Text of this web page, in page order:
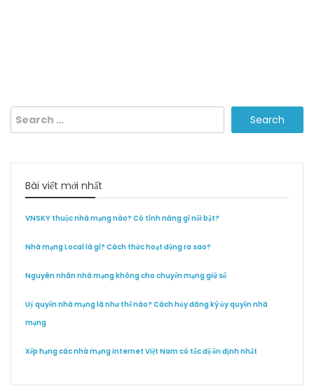
Search
for:
Bài viết mới nhất
VNSKY thuộc nhà mạng nào? Có tính năng gì nổi bật?
Nhà mạng Local là gì? Cách thức hoạt động ra sao?
Nguyên nhân nhà mạng không cho chuyển mạng giữ số
Uỷ quyền nhà mạng là như thế nào? Cách hủy đăng ký ủy quyền nhà
mạng
Xếp hạng các nhà mạng internet Việt Nam có tốc độ ổn định nhất